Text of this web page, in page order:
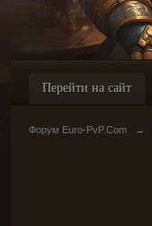
Перейти на сайт
Форум Euro-PvP.Com →